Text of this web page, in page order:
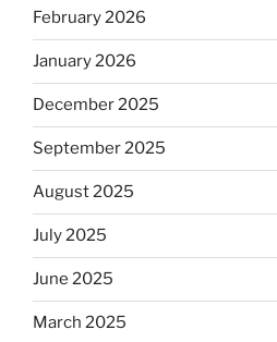
February 2026
January 2026
December 2025
September 2025
August 2025
July 2025
June 2025
March 2025